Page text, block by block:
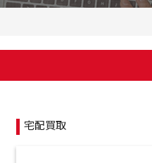
宅配買取